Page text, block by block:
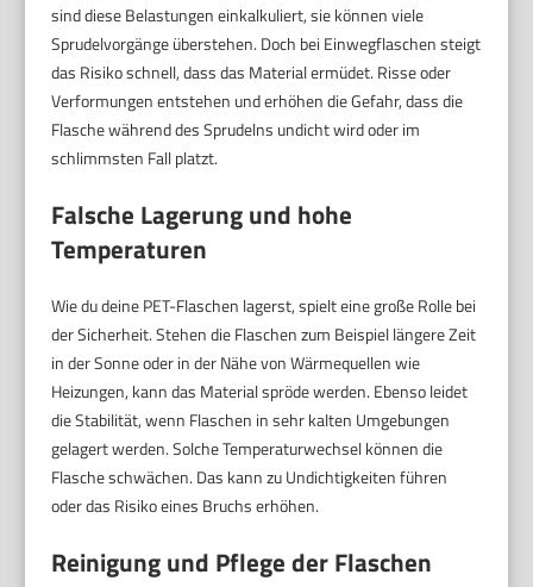
sind diese Belastungen einkalkuliert, sie können viele
Sprudelvorgänge überstehen. Doch bei Einwegflaschen steigt
das Risiko schnell, dass das Material ermüdet. Risse oder
Verformungen entstehen und erhöhen die Gefahr, dass die
Flasche während des Sprudelns undicht wird oder im
schlimmsten Fall platzt.
Falsche Lagerung und hohe
Temperaturen
Wie du deine PET-Flaschen lagerst, spielt eine große Rolle bei
der Sicherheit. Stehen die Flaschen zum Beispiel längere Zeit
in der Sonne oder in der Nähe von Wärmequellen wie
Heizungen, kann das Material spröde werden. Ebenso leidet
die Stabilität, wenn Flaschen in sehr kalten Umgebungen
gelagert werden. Solche Temperaturwechsel können die
Flasche schwächen. Das kann zu Undichtigkeiten führen
oder das Risiko eines Bruchs erhöhen.
Reinigung und Pflege der Flaschen